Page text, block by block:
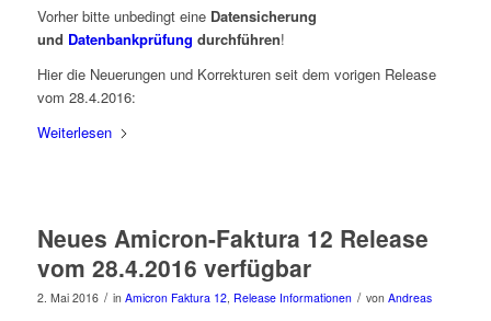
Vorher bitte unbedingt eine Datensicherung
und Datenbankprüfung durchführen!
Hier die Neuerungen und Korrekturen seit dem vorigen Release
vom 28.4.2016:
Weiterlesen
Neues Amicron-Faktura 12 Release
vom 28.4.2016 verfügbar
2. Mai 2016 / in Amicron Faktura 12, Release Informationen / von Andreas